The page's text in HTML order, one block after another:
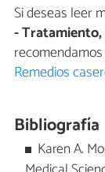
Si deseas leer
-
Remedios
Bibliografía
Karen A.